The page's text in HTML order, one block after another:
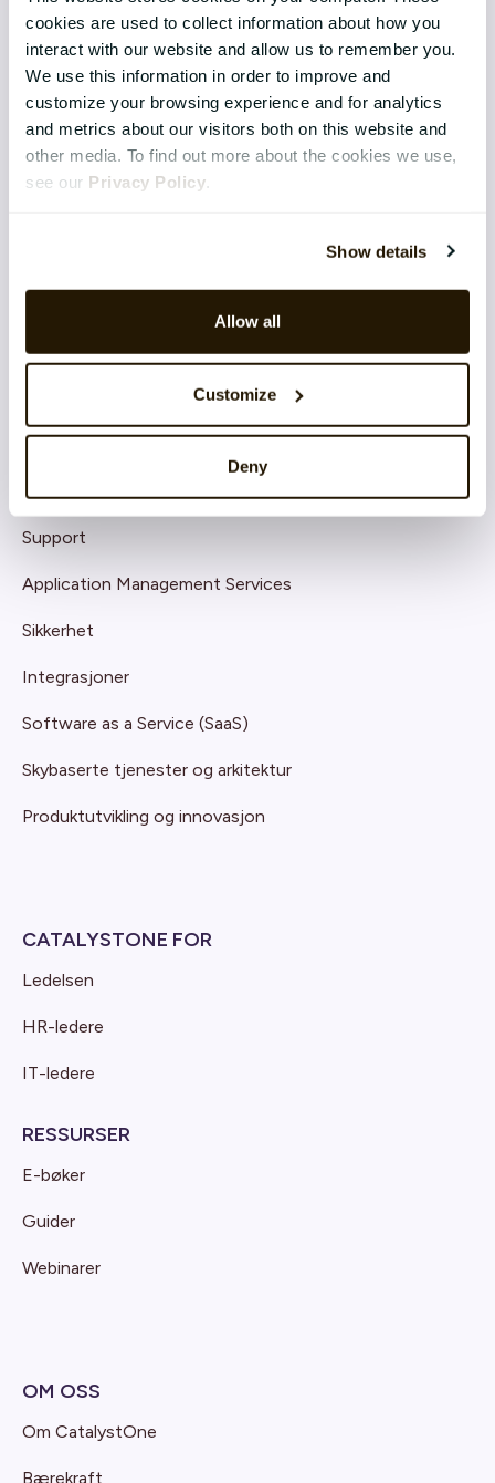
cookies are used to collect information about how you
interact with our website and allow us to remember you.
We use this information in order to improve and
customize your browsing experience and for analytics
and metrics about our visitors both on this website and
other media. To find out more about the cookies we use,
see our Privacy Policy
Show details
Allow all
Customize
Deny
LØSNINGER
Core HR
Continuous Performance
Organisation & Culture
Employee Engagement
Implementering
Support
Application Management Services
Sikkerhet
Integrasjoner
Software as a Service (SaaS)
Skybaserte tjenester og arkitektur
Produktutvikling og innovasjon
CATALYSTONE FOR
Ledelsen
HR-ledere
IT-ledere
RESSURSER
E-bøker
Guider
Webinarer
OM OSS
Om CatalystOne
Bærekraft